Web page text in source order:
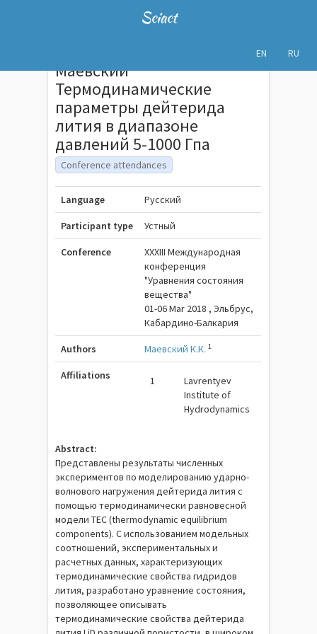
Sciact
EN RU
Маевский
Термодинамические
параметры дейтерида
лития в диапазоне
давлений 5-1000 Гпа
Conference attendances
Language Русский
Participant type Устный
Conference
XXXIII Международная
конференция
"Уравнения состояния
вещества"
01-06 Mar 2018 , Эльбрус,
Кабардино-Балкария
Authors Маевский К.К. 1
Affiliations 1
Lavrentyev
Institute of
Hydrodynamics
Abstract:
Представлены результаты численных
экспериментов по моделированию ударно-
волнового нагружения дейтерида лития с
помощью термодинамически равновесной
модели ТЕС (thermodynamic equilibrium
components). С использованием модельных
соотношений, экспериментальных и
расчетных данных, характеризующих
термодинамические свойства гидридов
лития, разработано уравнение состояния,
позволяющее описывать
термодинамические свойства дейтерида